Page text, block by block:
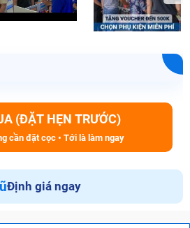
(ĐẶT HẸN TRƯỚC)
cần đặt cọc • Tới là làm ngay
Định giá ngay